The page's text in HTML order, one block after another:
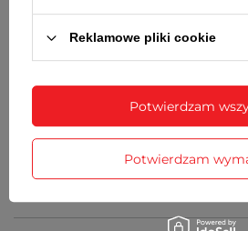
20 mm
36 g
Reklamowe pliki cookie
Potwierdzam
Potwierdzam